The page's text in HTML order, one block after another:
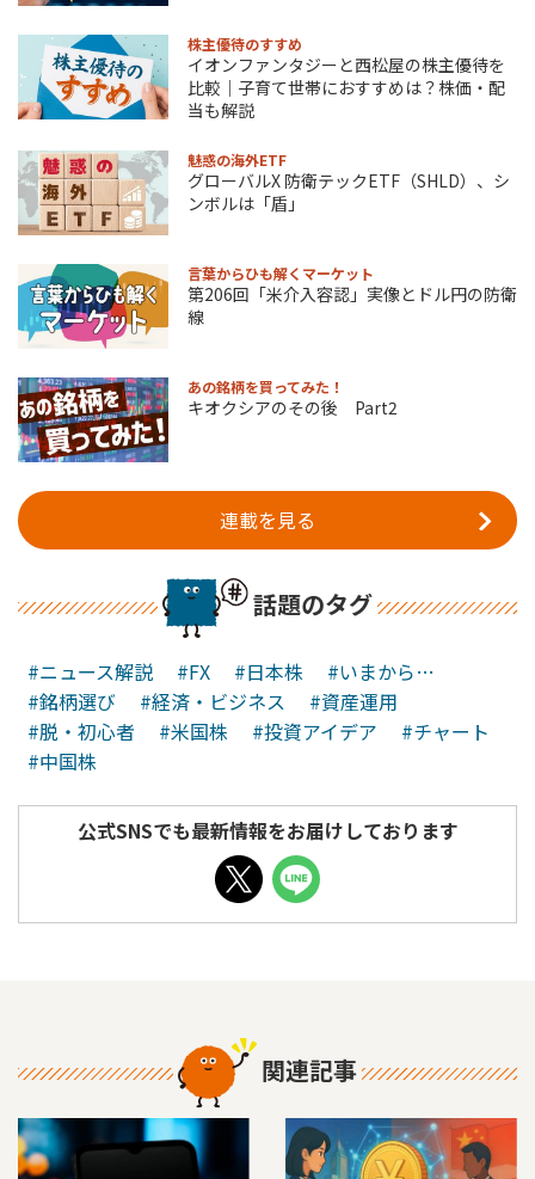
株主優待のすすめ
イオンファンタジーと西松屋の株主優待を
比較｜子育て世帯におすすめは？株価・配
当も解説
魅惑の海外ETF
グローバルX 防衛テックETF（SHLD）、シ
ンボルは「盾」
言葉からひも解くマーケット
第206回「米介入容認」実像とドル円の防衛
線
あの銘柄を買ってみた！
キオクシアのその後 Part2
連載を見る
話題のタグ
#ニュース解説 #FX #日本株
#いまから…
#銘柄選び
#経済・ビジネス
#資産運用
#脱・初心者
#米国株 #投資アイデア
#チャート
#中国株
公式SNSでも最新情報をお届けしております
関連記事